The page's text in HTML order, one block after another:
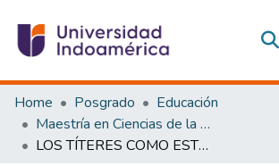
Communities & Collections
All of DSpace
Statistics
Home Posgrado
Educación
Maestría en Ciencias de la Educación, Mención Educación Parvularia
LOS TÍTERES COMO ESTRATEGIA DIDÁCTICA EN EL PENSAMIENTO CREATIVO DE NIÑOS Y NIÑAS DE 5 AÑOS DE EDAD DE LA ESCUELA DE EDUCACIÓN BÁSICA “JULIO ENRIQUE FERNÁNDEZ” DE LA PARROQUIA IZAMBA CANTÓN AMBATO, PROVINCIA DE TUNGURAHUA, DURANTE EL AÑO 2015